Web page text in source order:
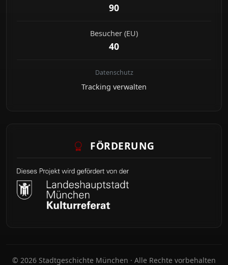
90
Besucher (EU)
40
Datenschutz
Tracking verwalten
FÖRDERUNG
© 2026 Stadtgeschichte München · Alle Rechte vorbehalten